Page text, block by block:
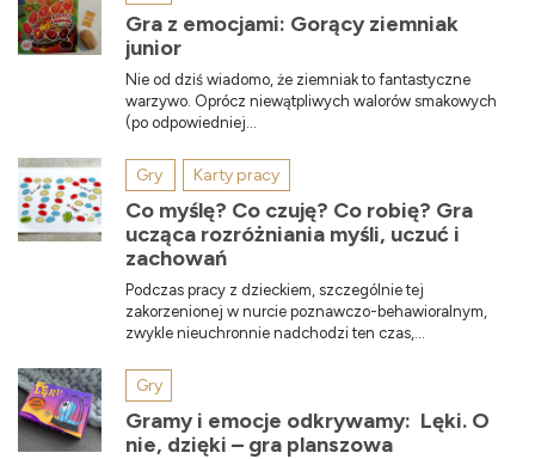
Gra z emocjami: Gorący ziemniak
junior
Nie od dziś wiadomo, że ziemniak to fantastyczne
warzywo. Oprócz niewątpliwych walorów smakowych
(po odpowiedniej...
Gry Karty pracy
Co myślę? Co czuję? Co robię? Gra
ucząca rozróżniania myśli, uczuć i
zachowań
Podczas pracy z dzieckiem, szczególnie tej
zakorzenionej w nurcie poznawczo-behawioralnym,
zwykle nieuchronnie nadchodzi ten czas,...
Gry
Gramy i emocje odkrywamy: Lęki. O
nie, dzięki – gra planszowa